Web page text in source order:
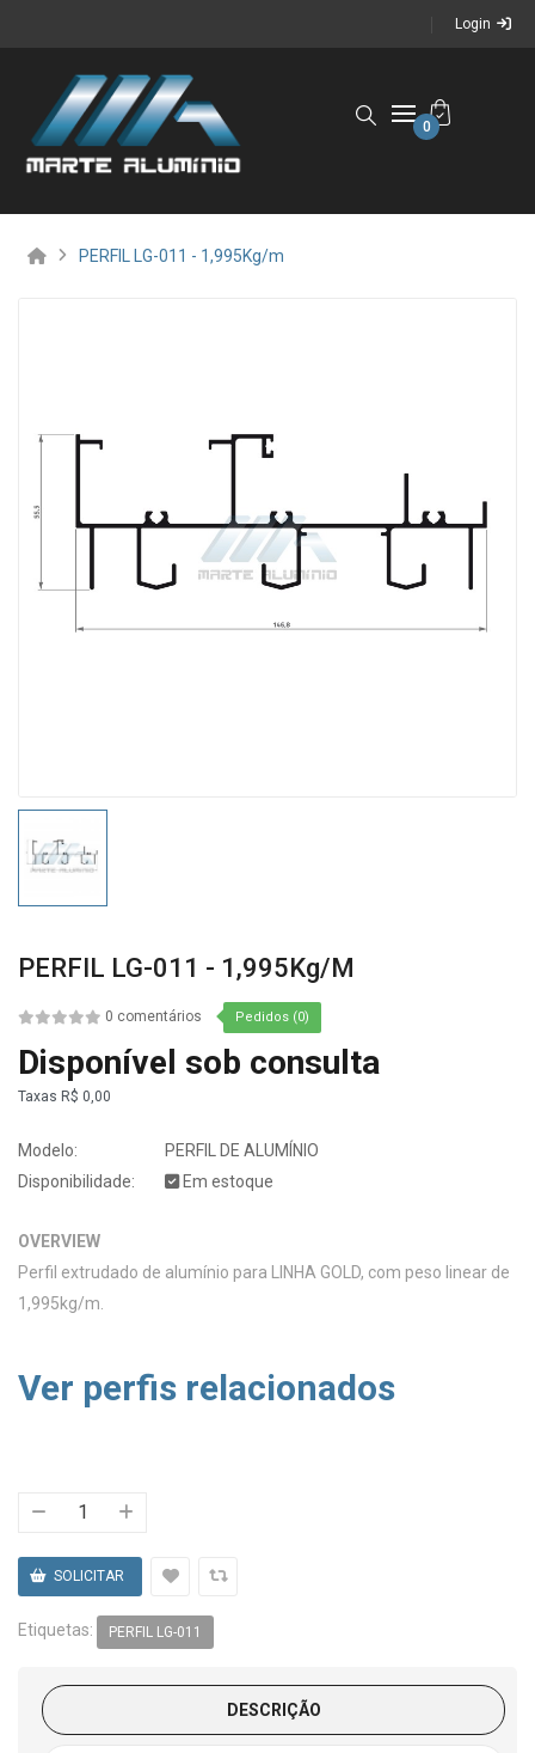
Login
0
PERFIL LG-011 - 1,995Kg/m
PERFIL LG-011 - 1,995Kg/m
0 comentários Pedidos (0)
Disponível sob consulta
Taxas R$ 0,00
Modelo:
PERFIL DE ALUMÍNIO
Disponibilidade:
Em estoque
OVERVIEW
Perfil extrudado de alumínio para LINHA GOLD, com peso linear de
1,995kg/m.
Ver perfis relacionados
Etiquetas: PERFIL LG-011
DESCRIÇÃO